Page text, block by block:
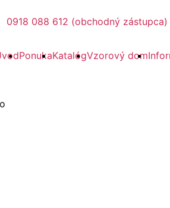
0918 088 612 (obchodný zástupca)
PonukaKatalógVzorový dom